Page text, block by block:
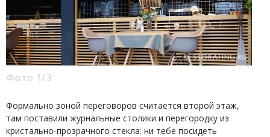
Фото 1/3
Формально зоной переговоров считается второй этаж,
там поставили журнальные столики и перегородку из
кристально-прозрачного стекла: ни тебе посидеть